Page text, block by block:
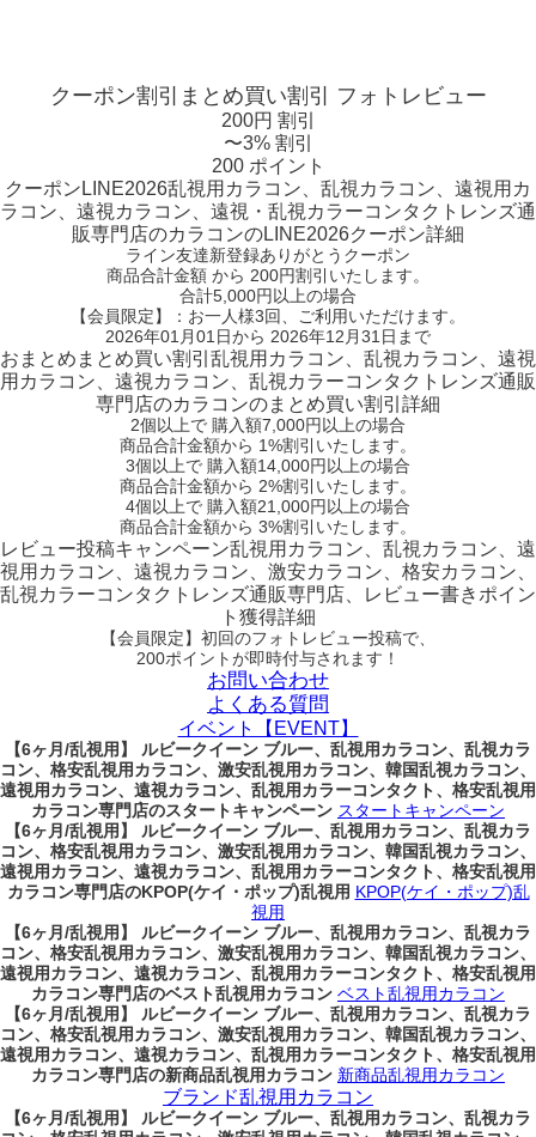
クーポン割引 まとめ買い割引 フォトレビュー
200円 割引
〜3% 割引
200 ポイント
クーポン LINE2026乱視用カラコン、乱視カラコン、遠視用カ
ラコン、遠視カラコン、遠視・乱視カラーコンタクトレンズ通
販専門店のカラコンのLINE2026クーポン詳細
ライン友達新登録ありがとうクーポン
商品合計金額 から 200円割引 いたします。
合計5,000円以上の場合
【会員限定】：お一人様3回
、ご利用いただけます。
2026年01月01日から 2026年12月31日まで
おまとめ まとめ買い割引 乱視用カラコン、乱視カラコン、遠視
用カラコン、遠視カラコン、乱視カラーコンタクトレンズ通販
専門店のカラコンのまとめ買い割引詳細
2個以上で 購入額7,000円以上の場合
商品合計金額から 1%割引いたします。
3個以上で 購入額14,000円以上の場合
商品合計金額から 2%割引いたします。
4個以上で 購入額21,000円以上の場合
商品合計金額から 3%割引いたします。
レビュー投稿キャンペーン乱視用カラコン、乱視カラコン、遠
視用カラコン、遠視カラコン、激安カラコン、格安カラコン、
乱視カラーコンタクトレンズ通販専門店、レビュー書きポイン
ト獲得詳細
【会員限定】初回のフォトレビュー投稿で、
200ポイントが即時付与されます！
お問い合わせ
よくある質問
イベント【EVENT】
【6ヶ月/乱視用】 ルビークイーン ブルー、乱視用カラコン、乱視カラ
コン、格安乱視用カラコン、激安乱視用カラコン、韓国乱視カラコン、
遠視用カラコン、遠視カラコン、乱視用カラーコンタクト、格安乱視用
カラコン専門店のスタートキャンペーン スタートキャンペーン
【6ヶ月/乱視用】 ルビークイーン ブルー、乱視用カラコン、乱視カラ
コン、格安乱視用カラコン、激安乱視用カラコン、韓国乱視カラコン、
遠視用カラコン、遠視カラコン、乱視用カラーコンタクト、格安乱視用
カラコン専門店のKPOP(ケイ・ポップ)乱視用 KPOP(ケイ・ポップ)乱
視用
【6ヶ月/乱視用】 ルビークイーン ブルー、乱視用カラコン、乱視カラ
コン、格安乱視用カラコン、激安乱視用カラコン、韓国乱視カラコン、
遠視用カラコン、遠視カラコン、乱視用カラーコンタクト、格安乱視用
カラコン専門店のベスト乱視用カラコン ベスト乱視用カラコン
【6ヶ月/乱視用】 ルビークイーン ブルー、乱視用カラコン、乱視カラ
コン、格安乱視用カラコン、激安乱視用カラコン、韓国乱視カラコン、
遠視用カラコン、遠視カラコン、乱視用カラーコンタクト、格安乱視用
カラコン専門店の新商品乱視用カラコン 新商品乱視用カラコン
ブランド乱視用カラコン
【6ヶ月/乱視用】 ルビークイーン ブルー、乱視用カラコン、乱視カラ